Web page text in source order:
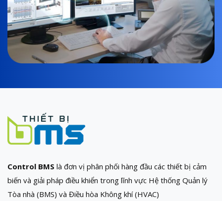
Control BMS là đơn vị phân phối hàng đầu các thiết bị cảm
biến và giải pháp điều khiển trong lĩnh vực Hệ thống Quản lý
Tòa nhà (BMS) và Điều hòa Không khí (HVAC)